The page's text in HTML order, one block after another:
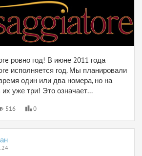
ровно год! В июне 2011 года
исполняется год. Мы планировали
один или два номера, но на
уже три! Это означает...
516 0